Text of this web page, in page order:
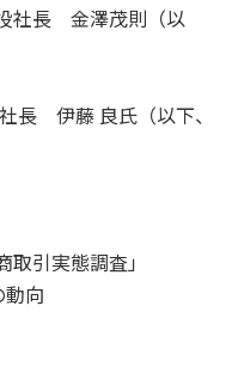
社長 金澤茂則（以
長 伊藤 良氏（以下、
取引実態調査」
動向